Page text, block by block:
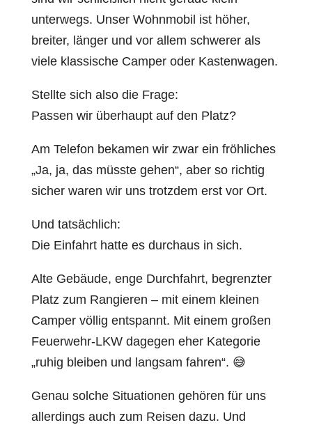
unterwegs. Unser Wohnmobil ist höher,
breiter, länger und vor allem schwerer als
viele klassische Camper oder Kastenwagen.
Stellte sich also die Frage:
Passen wir überhaupt auf den Platz?
Am Telefon bekamen wir zwar ein fröhliches
„Ja, ja, das müsste gehen“, aber so richtig
sicher waren wir uns trotzdem erst vor Ort.
Und tatsächlich:
Die Einfahrt hatte es durchaus in sich.
Alte Gebäude, enge Durchfahrt, begrenzter
Platz zum Rangieren – mit einem kleinen
Camper völlig entspannt. Mit einem großen
Feuerwehr-LKW dagegen eher Kategorie
„ruhig bleiben und langsam fahren“. 😅
Genau solche Situationen gehören für uns
allerdings auch zum Reisen dazu. Und